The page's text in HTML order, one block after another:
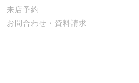
来店予約
お問合わせ・資料請求